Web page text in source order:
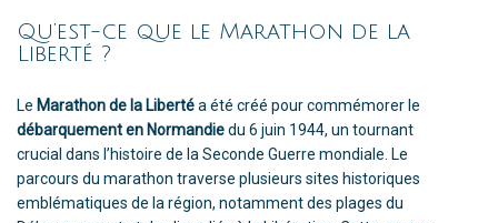
Qu’est-ce que le Marathon de la
Liberté ?
Le Marathon de la Libertéa été créé pour commémorer le
débarquement en Normandiedu 6 juin 1944, un tournant
crucial dans l’histoire de la Seconde Guerre mondiale. Le
parcours du marathon traverse plusieurs sites historiques
emblématiques de la région, notamment des plages du